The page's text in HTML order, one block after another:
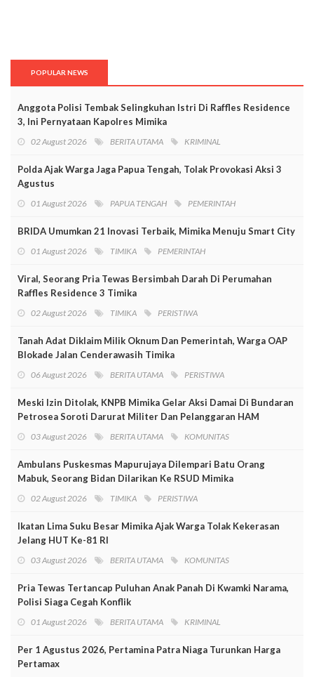
POPULAR NEWS
Anggota Polisi Tembak Selingkuhan Istri Di Raffles Residence
3, Ini Pernyataan Kapolres Mimika
02 August 2026 BERITA UTAMA KRIMINAL
Polda Ajak Warga Jaga Papua Tengah, Tolak Provokasi Aksi 3
Agustus
01 August 2026 PAPUA TENGAH PEMERINTAH
BRIDA Umumkan 21 Inovasi Terbaik, Mimika Menuju Smart City
01 August 2026 TIMIKA PEMERINTAH
Viral, Seorang Pria Tewas Bersimbah Darah Di Perumahan
Raffles Residence 3 Timika
02 August 2026 TIMIKA PERISTIWA
Tanah Adat Diklaim Milik Oknum Dan Pemerintah, Warga OAP
Blokade Jalan Cenderawasih Timika
06 August 2026 BERITA UTAMA PERISTIWA
Meski Izin Ditolak, KNPB Mimika Gelar Aksi Damai Di Bundaran
Petrosea Soroti Darurat Militer Dan Pelanggaran HAM
03 August 2026 BERITA UTAMA KOMUNITAS
Ambulans Puskesmas Mapurujaya Dilempari Batu Orang
Mabuk, Seorang Bidan Dilarikan Ke RSUD Mimika
02 August 2026 TIMIKA PERISTIWA
Ikatan Lima Suku Besar Mimika Ajak Warga Tolak Kekerasan
Jelang HUT Ke-81 RI
03 August 2026 BERITA UTAMA KOMUNITAS
Pria Tewas Tertancap Puluhan Anak Panah Di Kwamki Narama,
Polisi Siaga Cegah Konflik
01 August 2026 BERITA UTAMA KRIMINAL
Per 1 Agustus 2026, Pertamina Patra Niaga Turunkan Harga
Pertamax